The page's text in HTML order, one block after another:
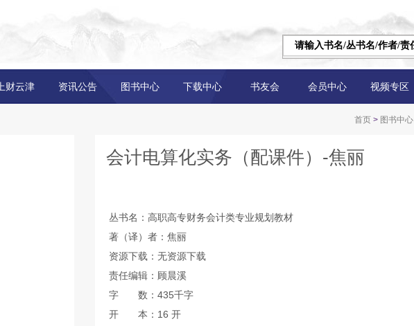
上财云津 资讯公告 图书中心 下载中心 书友会 会员中心 视频专区
首页 > 图书中心
会计电算化实务（配课件）-焦丽
丛书名：高职高专财务会计类专业规划教材
著（译）者：焦丽
资源下载：无资源下载
责任编辑：顾晨溪
字 数：435千字
开 本：16 开